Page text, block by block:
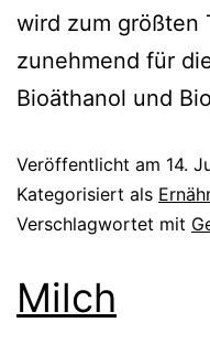
wird zum größten
zunehmend für
Bioäthanol und
Veröffentlicht am 14.
Kategorisiert als
Verschlagwortet mit
Milch